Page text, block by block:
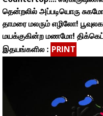
தென்றலில் அப்படியொரு
தாமரை மலரும் எழிலோ!
மயக்குகின்ற மணமோ!
இதயங்களில : PRINT